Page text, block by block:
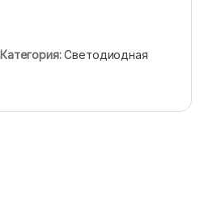
Категория:Светодиодная